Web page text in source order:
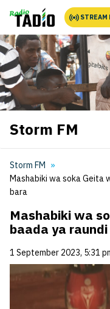
STREAM
Storm FM
Storm FM
Mashabiki wa soka Geita
bara
Mashabiki wa
baada ya
1 September 2023, 5:31